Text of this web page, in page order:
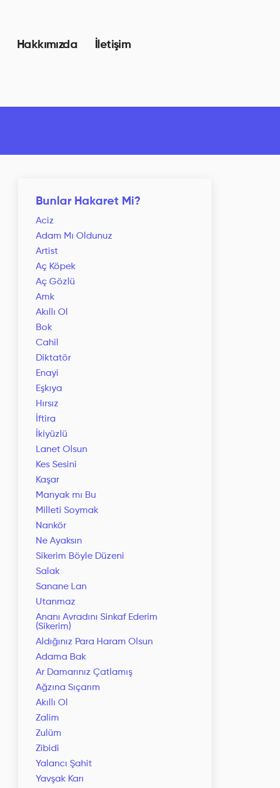
Hakkımızda İletişim
Bunlar Hakaret Mi?
Aciz
Adam Mı Oldunuz
Artist
Aç Köpek
Aç Gözlü
Amk
Akıllı Ol
Bok
Cahil
Diktatör
Enayi
Eşkıya
Hırsız
İftira
İkiyüzlü
Lanet Olsun
Kes Sesini
Kaşar
Manyak mı Bu
Milleti Soymak
Nankör
Ne Ayaksın
Sikerim Böyle Düzeni
Salak
Sanane Lan
Utanmaz
Ananı Avradını Sinkaf Ederim
(Sikerim)
Aldığınız Para Haram Olsun
Adama Bak
Ar Damarınız Çatlamış
Ağzına Sıçarım
Akıllı Ol
Zalim
Zulüm
Zibidi
Yalancı Şahit
Yavşak Karı